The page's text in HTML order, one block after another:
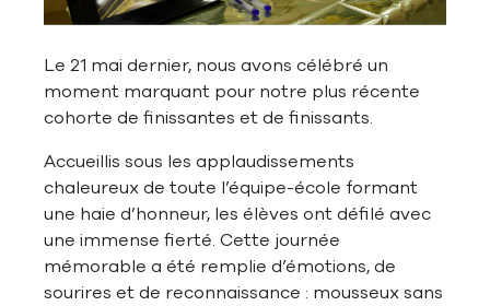
Le 21 mai dernier, nous avons célébré un
moment marquant pour notre plus récente
cohorte de finissantes et de finissants.
Accueillis sous les applaudissements
chaleureux de toute l’équipe-école formant
une haie d’honneur, les élèves ont défilé avec
une immense fierté. Cette journée
mémorable a été remplie d’émotions, de
sourires et de reconnaissance : mousseux sans